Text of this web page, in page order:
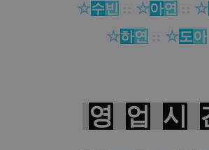
☆수빈 ☆아연 ☆
☆하연 ☆도아
영 업 시